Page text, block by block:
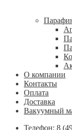
О компании
Контакты
Оплата
Доставка
Вакуумный
Телефон: 8